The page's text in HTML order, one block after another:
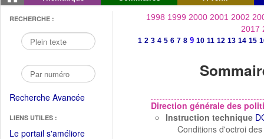
RECHERCHE :
Recherche Avancée
LIENS UTILES :
Le portail s'améliore(Fichier
1998 1999 2000 2001 2002
2017
1 2 3 4 5 6 7 8 9 10 11 12 13 14 15
Direction générale des
Instruction technique
Conditions d'octroi